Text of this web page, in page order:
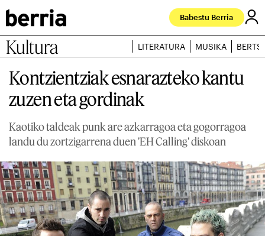
Babestu Berria
Kultura LITERATURA MUSIKA
Kontzientziak esnarazteko kantu
zuzen eta gordinak
Kaotiko taldeak punk are azkarragoa eta gogorragoa
landu du zortzigarrena duen 'EH Calling' diskoan